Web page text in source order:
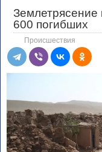
Землетрясение
600 погибших
Происшествия